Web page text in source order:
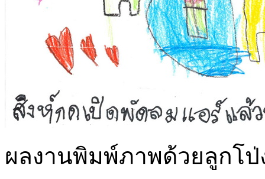
ผลงานพิมพ์ภาพด้วยลูกโป่